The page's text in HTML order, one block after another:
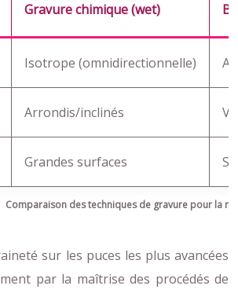
Comparaison des techniques de gravure pour la
Gravure chimique (wet)
Isotrope (omnidirectionnelle)
Arrondis/inclinés
Grandes surfaces
sur les puces les plus avancées
par la maîtrise des procédés de